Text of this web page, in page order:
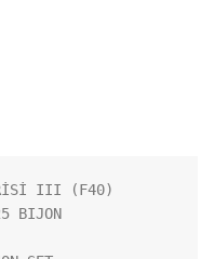
III (F40)
BIJON